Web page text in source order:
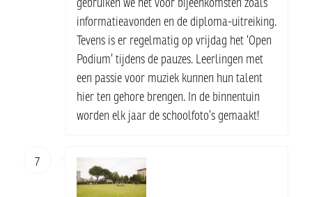
informatieavonden en de diploma-uitreiking.
Tevens is er regelmatig op vrijdag het ‘Open
Podium’ tijdens de pauzes. Leerlingen met
een passie voor muziek kunnen hun talent
hier ten gehore brengen. In de binnentuin
worden elk jaar de schoolfoto’s gemaakt!
7